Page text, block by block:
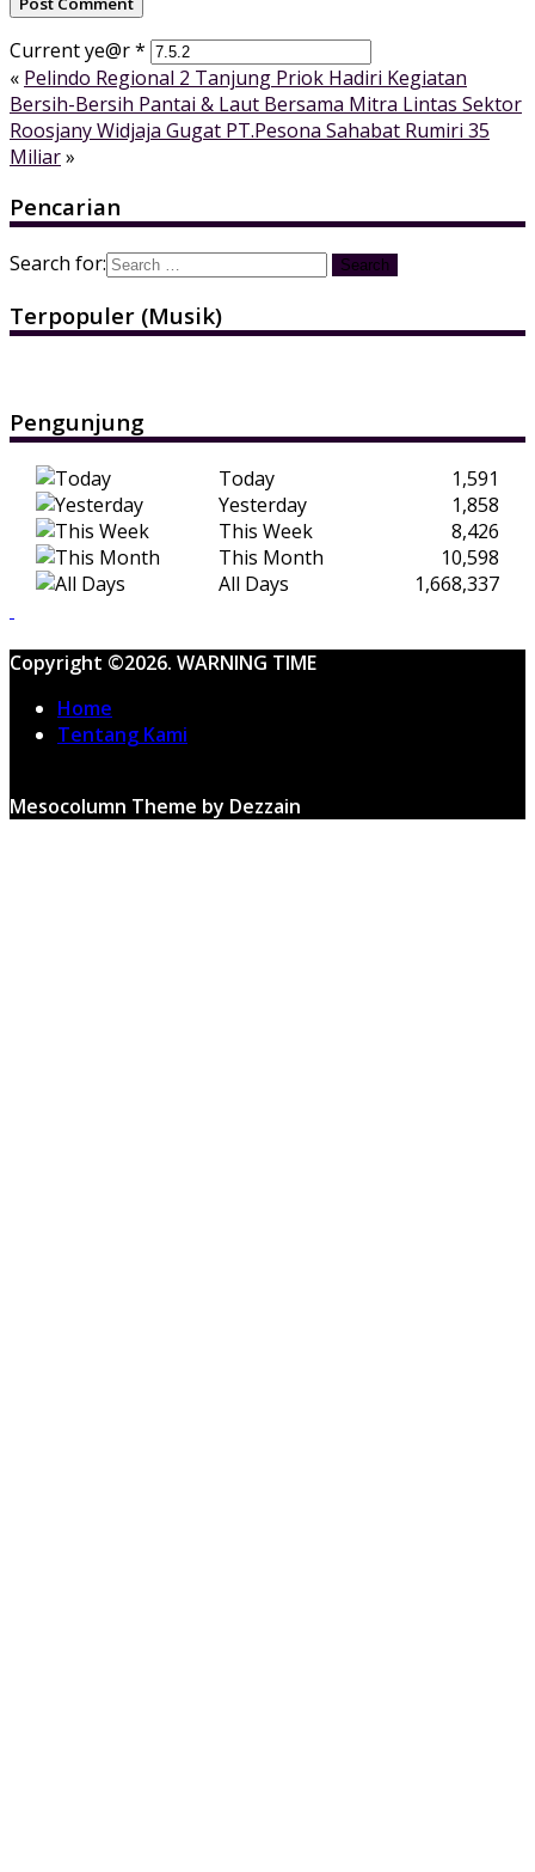
Current ye@r*
« Pelindo Regional 2 Tanjung Priok Hadiri Kegiatan
Bersih-Bersih Pantai & Laut Bersama Mitra Lintas Sektor
Roosjany Widjaja Gugat PT.Pesona Sahabat Rumiri 35
Miliar»
Pencarian
Search for:
Terpopuler (Musik)
Pengunjung
Today
1,591
Yesterday
1,858
This Week
8,426
This Month
10,598
All Days
1,668,337
Copyright ©2026. WARNING TIME
Home
Tentang Kami
Mesocolumn Theme by Dezzain